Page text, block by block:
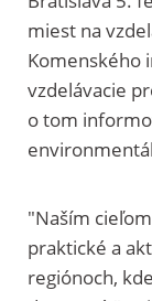
miest na
Komenského
vzdelávacie
o tom
"Naším
praktické a
regiónoch,